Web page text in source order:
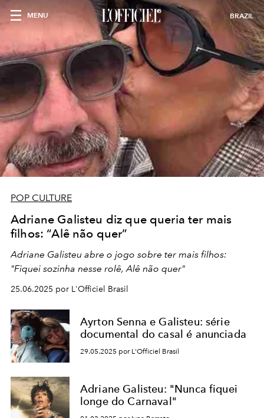
MENU BRAZIL
POP CULTURE
Adriane Galisteu diz que queria ter mais
filhos: “Alê não quer”
Adriane Galisteu abre o jogo sobre ter mais filhos:
"Fiquei sozinha nesse rolê, Alê não quer"
25.06.2025 por L'Officiel Brasil
Ayrton Senna e Galisteu: série
documental do casal é anunciada
29.05.2025 por L'Officiel Brasil
Adriane Galisteu: "Nunca fiquei
longe do Carnaval"